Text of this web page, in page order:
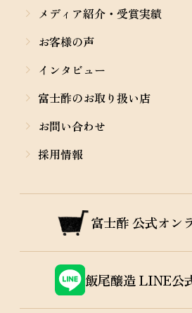
メディア紹介・受賞実績
お客様の声
インタビュー
富士酢のお取り扱い店
お問い合わせ
採用情報
富士酢公式オン
飯尾醸造LINE公